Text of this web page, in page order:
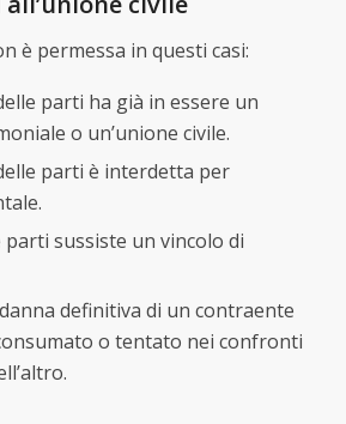
è permessa in questi casi:
parti ha già in essere un
o un’unione civile.
parti è interdetta per
sussiste un vincolo di
definitiva di un contraente
o tentato nei confronti